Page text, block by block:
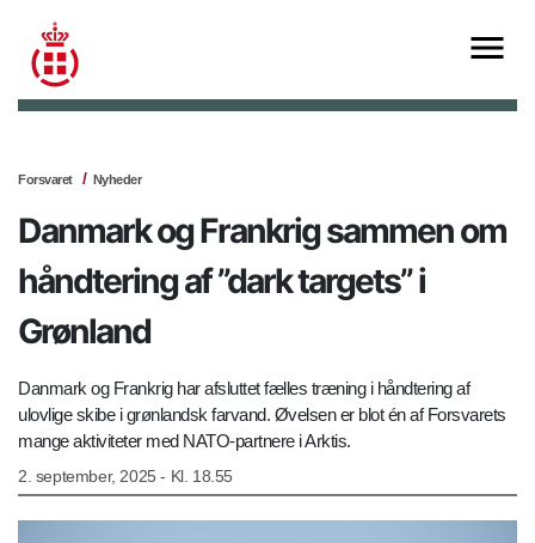
Forsvaret Nyheder
Danmark og Frankrig sammen om
håndtering af ”dark targets” i
Grønland
Danmark og Frankrig har afsluttet fælles træning i håndtering af
ulovlige skibe i grønlandsk farvand. Øvelsen er blot én af Forsvarets
mange aktiviteter med NATO-partnere i Arktis.
2. september, 2025 - Kl. 18.55